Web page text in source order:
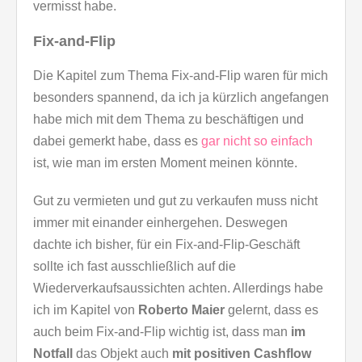
vermisst habe.
Fix-and-Flip
Die Kapitel zum Thema Fix-and-Flip waren für mich
besonders spannend, da ich ja kürzlich angefangen
habe mich mit dem Thema zu beschäftigen und
dabei gemerkt habe, dass es gar nicht so einfach
ist, wie man im ersten Moment meinen könnte.
Gut zu vermieten und gut zu verkaufen muss nicht
immer mit einander einhergehen. Deswegen
dachte ich bisher, für ein Fix-and-Flip-Geschäft
sollte ich fast ausschließlich auf die
Wiederverkaufsaussichten achten. Allerdings habe
ich im Kapitel von Roberto Maier gelernt, dass es
auch beim Fix-and-Flip wichtig ist, dass man im
Notfall
das Objekt auch mit positiven Cashflow